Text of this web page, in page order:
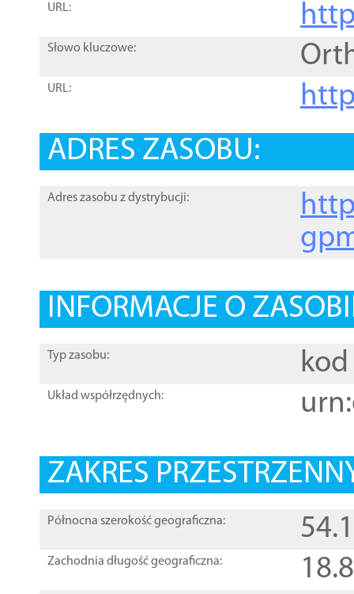
URL:
Słowo kluczowe:
URL:
ADRES ZASOBU:
Adres zasobu z dystrybucji:
INFORMACJE O
Typ zasobu: kod
Układ współrzędnych:
ZAKRES
Północna szerokość geograficzna:
Zachodnia długość geograficzna: